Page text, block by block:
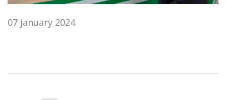
07 january 2024